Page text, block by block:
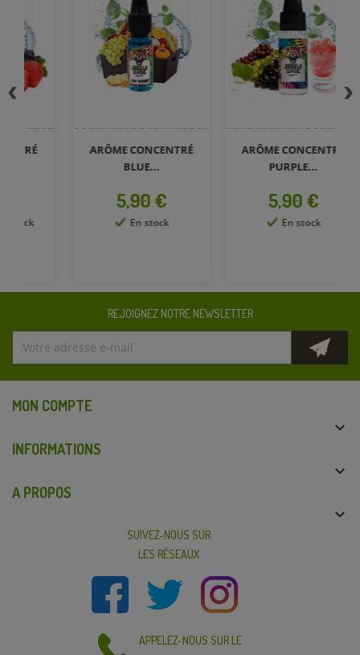
ARÔME CONCENTRÉ
5,90 €
En stock
ARÔME CONCENTRÉ
5,90 €
En stock
REJOIGNEZ NOTRE NEWSLETTER
MON COMPTE

INFORMATIONS

A PROPOS

SUIVEZ-NOUS SUR
LES RÉSEAUX
APPELEZ-NOUS SUR LE